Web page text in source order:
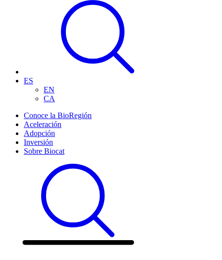
ES
EN
CA
Conoce la BioRegión
Aceleración
Adopción
Inversión
Sobre Biocat